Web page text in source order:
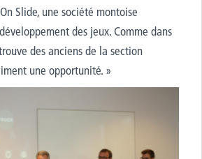
Slide, une société montoise
des jeux. Comme dans
des anciens de la section
une opportunité. »